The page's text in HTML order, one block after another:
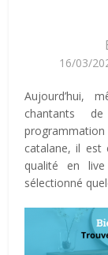
16/03/
Aujourd’hui,
chantants
catalane, il est
qualité en
sélectionné